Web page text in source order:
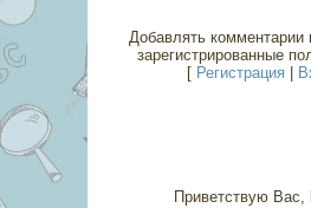
Добавлять комментарии
зарегистрированные
[ Регистрация|
Приветствую Вас